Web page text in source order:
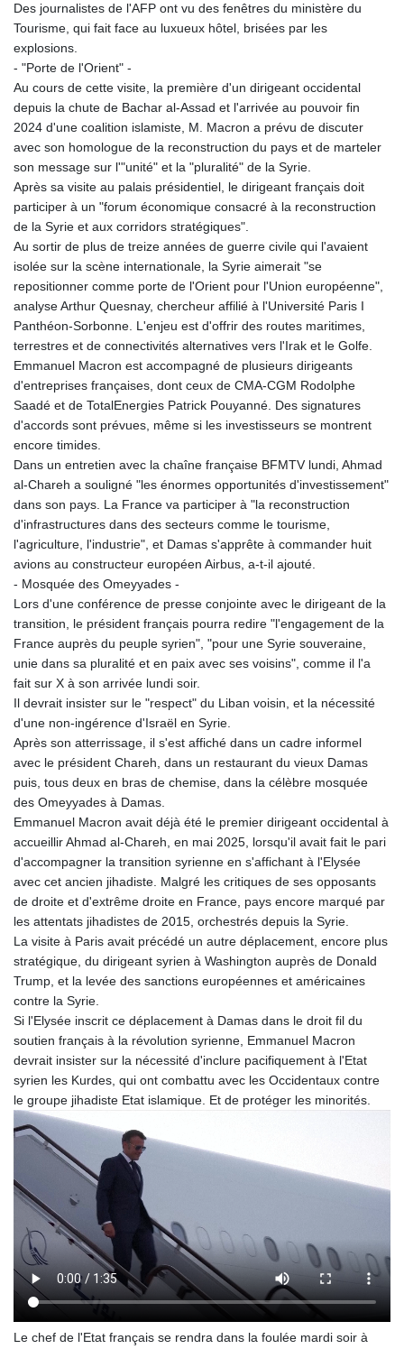
Des journalistes de l'AFP ont vu des fenêtres du ministère du
Tourisme, qui fait face au luxueux hôtel, brisées par les
explosions.
- "Porte de l'Orient" -
Au cours de cette visite, la première d'un dirigeant occidental
depuis la chute de Bachar al-Assad et l'arrivée au pouvoir fin
2024 d'une coalition islamiste, M. Macron a prévu de discuter
avec son homologue de la reconstruction du pays et de marteler
son message sur l'"unité" et la "pluralité" de la Syrie.
Après sa visite au palais présidentiel, le dirigeant français doit
participer à un "forum économique consacré à la reconstruction
de la Syrie et aux corridors stratégiques".
Au sortir de plus de treize années de guerre civile qui l'avaient
isolée sur la scène internationale, la Syrie aimerait "se
repositionner comme porte de l'Orient pour l'Union européenne",
analyse Arthur Quesnay, chercheur affilié à l'Université Paris I
Panthéon-Sorbonne. L'enjeu est d'offrir des routes maritimes,
terrestres et de connectivités alternatives vers l'Irak et le Golfe.
Emmanuel Macron est accompagné de plusieurs dirigeants
d'entreprises françaises, dont ceux de CMA-CGM Rodolphe
Saadé et de TotalEnergies Patrick Pouyanné. Des signatures
d'accords sont prévues, même si les investisseurs se montrent
encore timides.
Dans un entretien avec la chaîne française BFMTV lundi, Ahmad
al-Chareh a souligné "les énormes opportunités d'investissement"
dans son pays. La France va participer à "la reconstruction
d'infrastructures dans des secteurs comme le tourisme,
l'agriculture, l'industrie", et Damas s'apprête à commander huit
avions au constructeur européen Airbus, a-t-il ajouté.
- Mosquée des Omeyyades -
Lors d'une conférence de presse conjointe avec le dirigeant de la
transition, le président français pourra redire "l'engagement de la
France auprès du peuple syrien", "pour une Syrie souveraine,
unie dans sa pluralité et en paix avec ses voisins", comme il l'a
fait sur X à son arrivée lundi soir.
Il devrait insister sur le "respect" du Liban voisin, et la nécessité
d'une non-ingérence d'Israël en Syrie.
Après son atterrissage, il s'est affiché dans un cadre informel
avec le président Chareh, dans un restaurant du vieux Damas
puis, tous deux en bras de chemise, dans la célèbre mosquée
des Omeyyades à Damas.
Emmanuel Macron avait déjà été le premier dirigeant occidental à
accueillir Ahmad al-Chareh, en mai 2025, lorsqu'il avait fait le pari
d'accompagner la transition syrienne en s'affichant à l'Elysée
avec cet ancien jihadiste. Malgré les critiques de ses opposants
de droite et d'extrême droite en France, pays encore marqué par
les attentats jihadistes de 2015, orchestrés depuis la Syrie.
La visite à Paris avait précédé un autre déplacement, encore plus
stratégique, du dirigeant syrien à Washington auprès de Donald
Trump, et la levée des sanctions européennes et américaines
contre la Syrie.
Si l'Elysée inscrit ce déplacement à Damas dans le droit fil du
soutien français à la révolution syrienne, Emmanuel Macron
devrait insister sur la nécessité d'inclure pacifiquement à l'Etat
syrien les Kurdes, qui ont combattu avec les Occidentaux contre
le groupe jihadiste Etat islamique. Et de protéger les minorités.
Le chef de l'Etat français se rendra dans la foulée mardi soir à